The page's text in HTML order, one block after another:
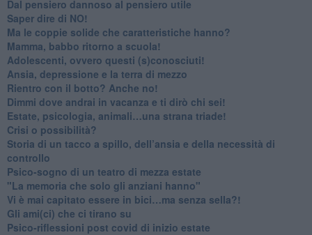
​Dal pensiero dannoso al pensiero utile
​Saper dire di NO!
​Ma le coppie solide che caratteristiche hanno?
​Mamma, babbo ritorno a scuola!
Adolescenti, ovvero questi (s)conosciuti!
Ansia, depressione e la terra di mezzo
​Rientro con il botto? Anche no!
Dimmi dove andrai in vacanza e ti dirò chi sei!
​Estate, psicologia, animali…una strana triade!
​Crisi o possibilità?
​Storia di un tacco a spillo, dell’ansia e della necessità di
controllo
​Psico-sogno di un teatro di mezza estate
"La memoria che solo gli anziani hanno"
​Vi è mai capitato essere in bici…ma senza sella?!
​Gli ami(ci) che ci tirano su
Psico-riflessioni post covid di inizio estate